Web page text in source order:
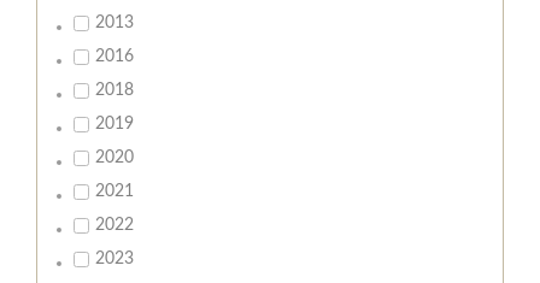
2013
2016
2018
2019
2020
2021
2022
2023